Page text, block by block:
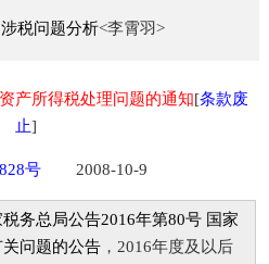
税问题分析<李霄羽>
产所得税处理问题的通知[条款废
止]
号 2008-10-9
务总局公告2016年第80号 国家
问题的公告，2016年度及以后